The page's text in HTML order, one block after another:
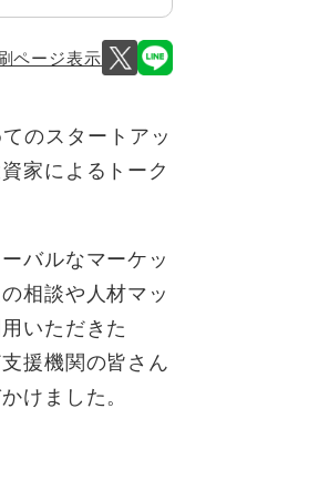
ページ表示
のスタートアッ
家によるトーク
バルなマーケッ
相談や人材マッ
いただきた
援機関の皆さん
けました。